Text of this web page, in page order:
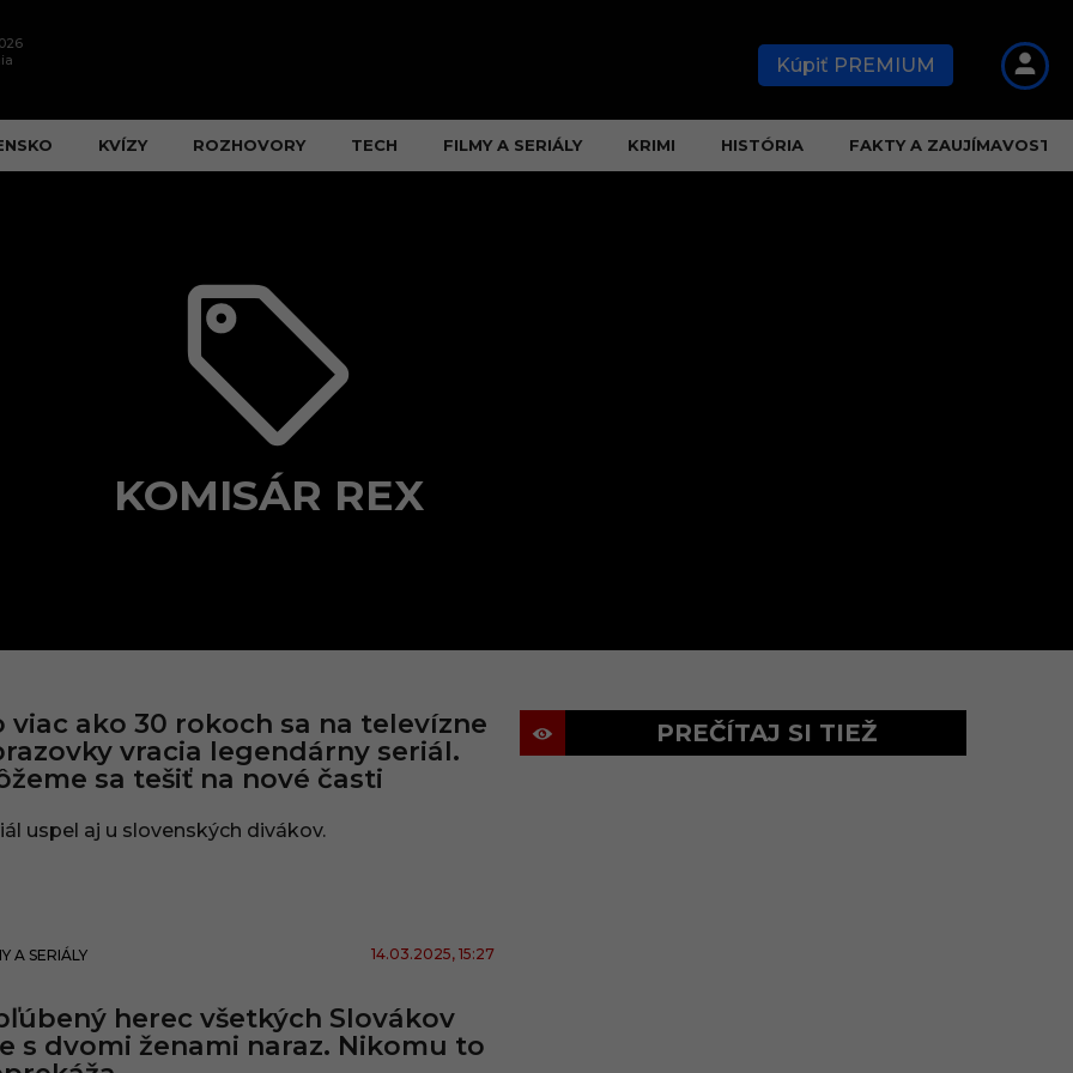
Kúpiť PREMIUM
KVÍZY ROZHOVORY TECH FILMY A SERIÁLY KRIMI HISTÓRIA FAKTY A ZAUJÍMAVOSTI
KOMISÁR REX
viac ako 30 rokoch sa na televízne
vracia legendárny seriál.
sa tešiť na nové časti
uspel aj u slovenských divákov.
A SERIÁLY 14.03.2025, 15:27
herec všetkých Slovákov
s dvomi ženami naraz. Nikomu to
PREČÍTAJ SI TIEŽ